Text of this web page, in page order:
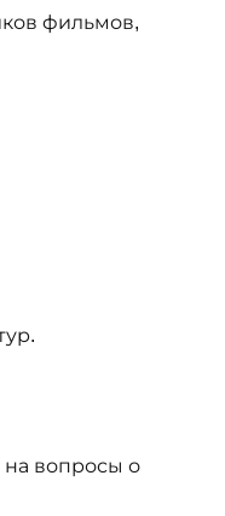
фильмов,
вопросы о